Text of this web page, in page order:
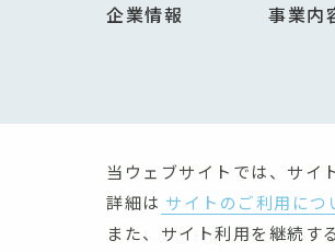
企業情報 事業内
サイトのご利用について
当ウェブサイトでは、サイ
詳細は サイトのご利用につ
また、サイト利用を継続す